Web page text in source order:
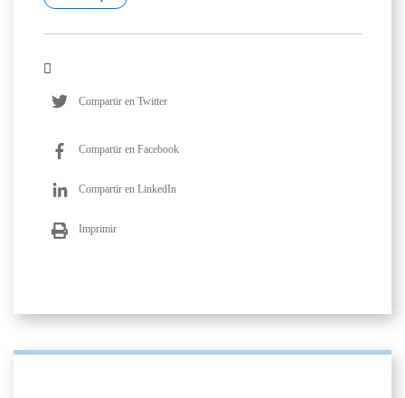
Compartir en Twitter
Compartir en Facebook
Compartir en LinkedIn
Imprimir